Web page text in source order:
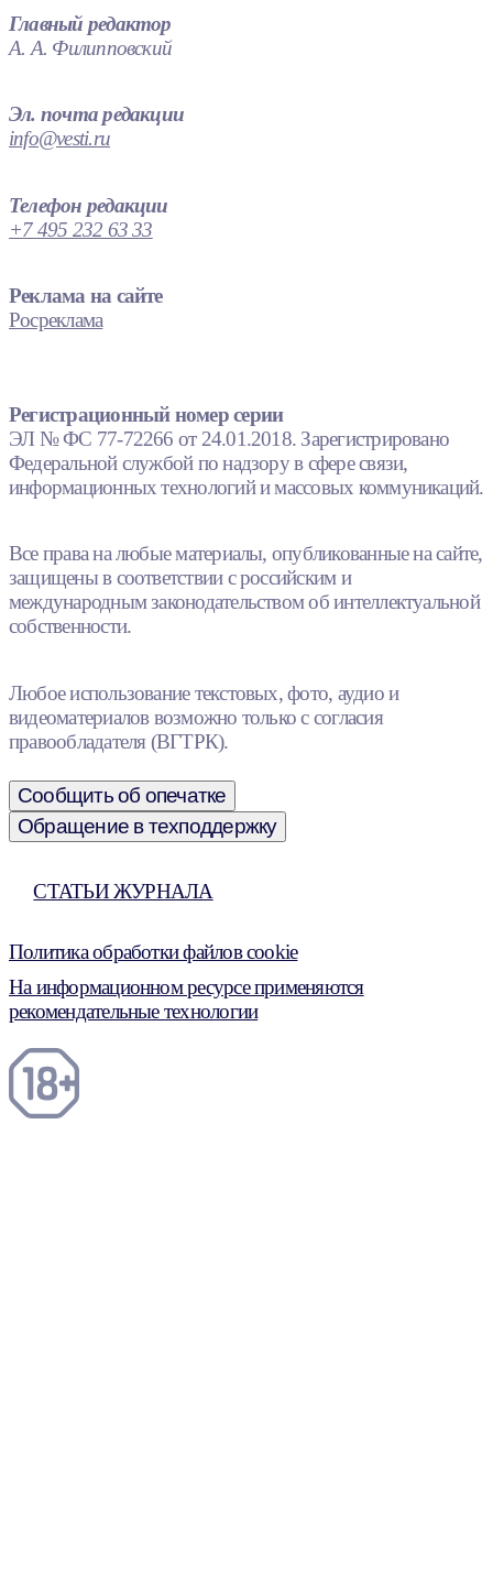
Главный редактор
А. А. Филипповский
Эл. почта редакции
info@vesti.ru
Телефон редакции
+7 495 232 63 33
Реклама на сайте
Росреклама
Регистрационный номер серии
ЭЛ № ФС 77-72266 от 24.01.2018. Зарегистрировано
Федеральной службой по надзору в сфере связи,
информационных технологий и массовых коммуникаций.
Все права на любые материалы, опубликованные на сайте,
защищены в соответствии с российским и
международным законодательством об интеллектуальной
собственности.
Любое использование текстовых, фото, аудио и
видеоматериалов возможно только с согласия
правообладателя (ВГТРК).
Сообщить об опечатке
Обращение в техподдержку
СТАТЬИ ЖУРНАЛА
Политика обработки файлов cookie
На информационном ресурсе применяются
рекомендательные технологии